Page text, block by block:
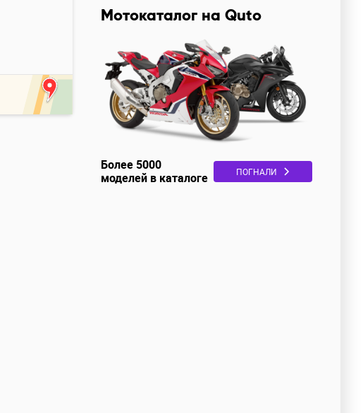
Мотокаталог на Quto
Более 5000
моделей в каталоге
ПОГНАЛИ